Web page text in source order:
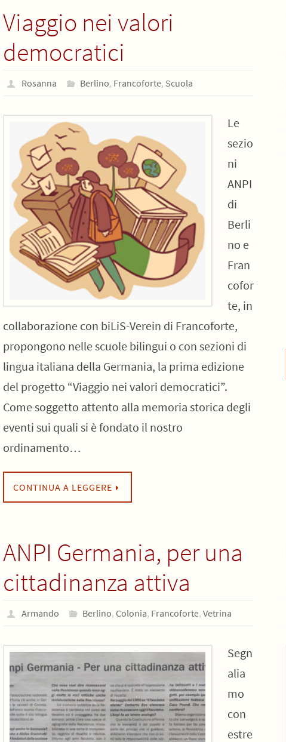
Viaggio nei valori
democratici
Rosanna Berlino, Francoforte, Scuola
Le
sezio
ni
ANPI
di
Berli
no e
Fran
cofor
te, in
collaborazione con biLiS-Verein di Francoforte,
propongono nelle scuole bilingui o con sezioni di
lingua italiana della Germania, la prima edizione
del progetto “Viaggio nei valori democratici”.
Come soggetto attento alla memoria storica degli
eventi sui quali si è fondato il nostro
ordinamento…
CONTINUA A LEGGERE
ANPI Germania, per una
cittadinanza attiva
Armando Berlino, Colonia, Francoforte,Vetrina
Segn
alia
mo
con
estre